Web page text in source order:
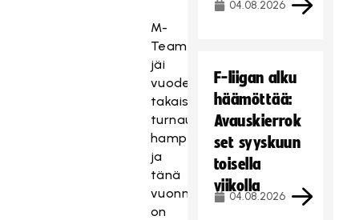
M-
Team:lle
jäi
vuoden
takaisesta
turnauksesta
hampaankoloon
ja
tänä
vuonna
on
04.08.2026
F-liigan alku
häämöttää:
Avauskierrok
set syyskuun
toisella
viikolla
04.08.2026